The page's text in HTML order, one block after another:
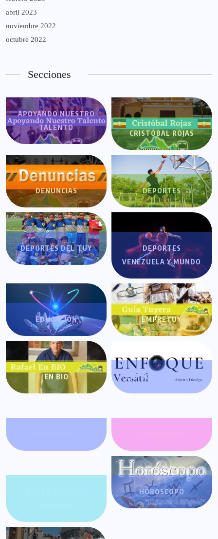
abril 2023
noviembre 2022
octubre 2022
Secciones
APOYANDO NUESTRO
TALENTO
CRISTÓBAL ROJAS
DENUNCIAS DEPORTES
DEPORTES DEL TUY
DEPORTES
VENEZUELA Y MUNDO
EDUCACIÓN EMPRETUY
EN BIO ENFOQUE VERSÁTIL
HORÓSCOPO